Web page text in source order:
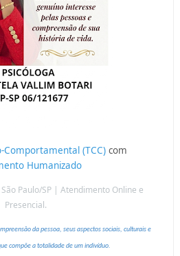
Comportamental (TCC)com
Humanizado
Paulo/SP | Atendimento Online e
Presencial.
da pessoa, seus aspectos sociais, culturais e
compõe a totalidade de um indivíduo.